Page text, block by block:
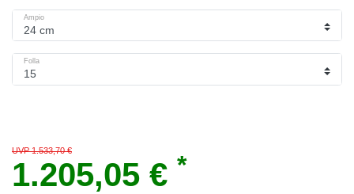
Ampio
Folla
UVP 1.533,70 €
1.205,05 € *